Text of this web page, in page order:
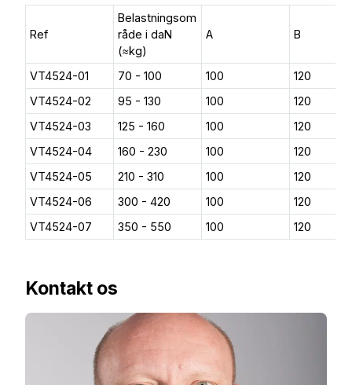
Ref
Belastningsom
råde i daN
(≈kg)
A B
VT4524-01 70 - 100 100
120
VT4524-02
95 - 130 100
120
VT4524-03
125 - 160 100
120
VT4524-04
160 - 230 100
120
VT4524-05
210 - 310 100
120
VT4524-06
300 - 420 100
120
VT4524-07
350 - 550 100 120
Kontakt os